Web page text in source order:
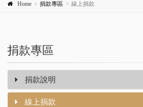
Home 捐款專區 線上捐款
捐款專區
捐款說明
線上捐款